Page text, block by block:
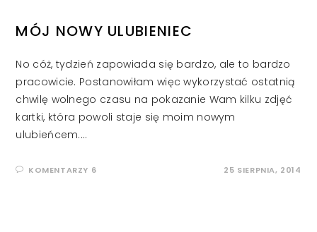
MÓJ NOWY ULUBIENIEC
No cóż, tydzień zapowiada się bardzo, ale to bardzo
pracowicie. Postanowiłam więc wykorzystać ostatnią
chwilę wolnego czasu na pokazanie Wam kilku zdjęć
kartki, która powoli staje się moim nowym
ulubieńcem.…
KOMENTARZY 6 25 SIERPNIA, 2014